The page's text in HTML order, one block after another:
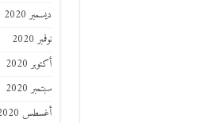
ديسمبر 2020
نوفمبر 2020
أكتوبر 2020
سبتمبر 2020
أغسطس 2020